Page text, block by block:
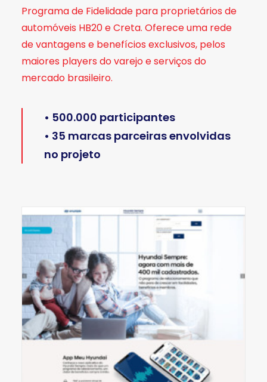
Programa de Fidelidade para proprietários de
automóveis HB20 e Creta. Oferece uma rede
de vantagens e benefícios exclusivos, pelos
maiores players do varejo e serviços do
mercado brasileiro.
• 500.000 participantes
• 35 marcas parceiras envolvidas
no projeto